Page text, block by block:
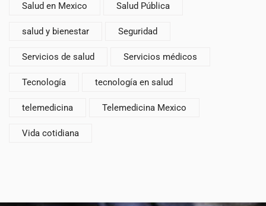
Salud en Mexico Salud Pública
salud y bienestar Seguridad
Servicios de salud Servicios médicos
Tecnología tecnología en salud
telemedicina Telemedicina Mexico
Vida cotidiana